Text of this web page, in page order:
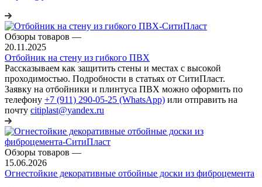
Обзоры товаров —
20.11.2025
Отбойник на стену из гибкого ПВХ
Рассказываем как защитить стены и местах с высокой
проходимостью. Подробности в статьях от СитиПласт.
Заявку на отбойники и плинтуса ПВХ можно оформить по
телефону +7 (911) 290-05-25 (WhatsApp) или отправить на
почту citiplast@yandex.ru
Обзоры товаров —
15.06.2026
Огнестойкие декоративные отбойные доски из фиброцемента